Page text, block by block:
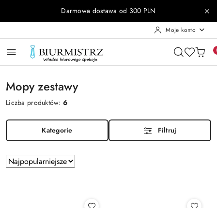
Przejdź do treści głównej
Przejdź do wyszukiwarki
Przejdź do moje konto
Przejdź do menu głównego
Przejdź do stopkiDarmowa dostawa od 300 PLN
Moje konto
Mopy zestawy
Liczba produktów:6
Kategorie Filtruj
Zastosowano
sortowanie:
Sortuj
według